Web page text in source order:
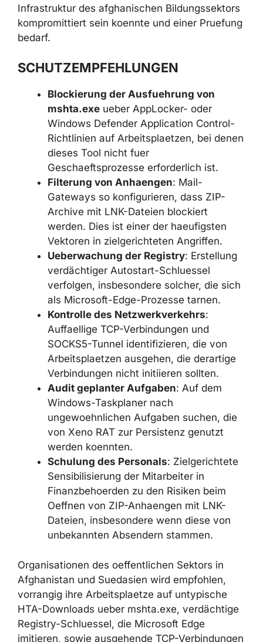
Die Nutzung einer kompromittierten Domain
einer Bildungseinrichtung als Zwischenglied in
die Infrastruktur des afghanischen
und einer Pruefung bedarf.
SCHUTZEMPFEHLUNGEN
Blockierung der Ausfuehrung von
mshta.exeueber AppLocker- oder
Windows Defender Application Control-
Richtlinien auf Arbeitsplaetzen, bei
denen dieses Tool nicht fuer
Geschaeftsprozesse erforderlich ist.
Filterung von Anhaengen: Mail-
Gateways so konfigurieren, dass ZIP-
Archive mit LNK-Dateien blockiert
werden. Dies ist einer der haeufigsten
Vektoren in zielgerichteten Angriffen.
Ueberwachung der Registry:
Erstellung verdächtiger Autostart-
Schluessel verfolgen, insbesondere
solcher, die sich als Microsoft-Edge-
Prozesse tarnen.
Kontrolle des Netzwerkverkehrs:
Auffaellige TCP-Verbindungen und
SOCKS5-Tunnel identifizieren, die von
Arbeitsplaetzen ausgehen, die derartige
Verbindungen nicht initiieren sollten.
Audit geplanter Aufgaben: Auf dem
Windows-Taskplaner nach
ungewoehnlichen Aufgaben suchen,
die von Xeno RAT zur Persistenz
genutzt werden koennten.
Schulung des Personals:
Mitarbeiter in Finanzbehoerden zu den
Risiken beim Oeffnen von ZIP-
Anhaengen mit LNK-Dateien,
insbesondere wenn diese von
unbekannten Absendern stammen.